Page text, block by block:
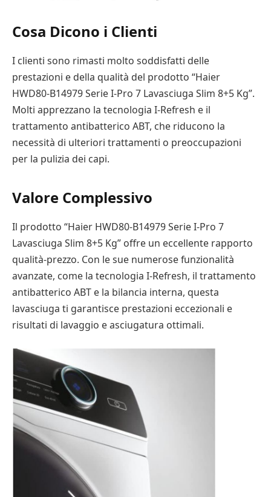
Cosa Dicono i Clienti
I clienti sono rimasti molto soddisfatti delle
prestazioni e della qualità del prodotto “Haier
HWD80-B14979 Serie I-Pro 7 Lavasciuga Slim 8+5 Kg”.
Molti apprezzano la tecnologia I-Refresh e il
trattamento antibatterico ABT, che riducono la
necessità di ulteriori trattamenti o preoccupazioni
per la pulizia dei capi.
Valore Complessivo
Il prodotto “Haier HWD80-B14979 Serie I-Pro 7
Lavasciuga Slim 8+5 Kg” offre un eccellente rapporto
qualità-prezzo. Con le sue numerose funzionalità
avanzate, come la tecnologia I-Refresh, il trattamento
antibatterico ABT e la bilancia interna, questa
lavasciuga ti garantisce prestazioni eccezionali e
risultati di lavaggio e asciugatura ottimali.